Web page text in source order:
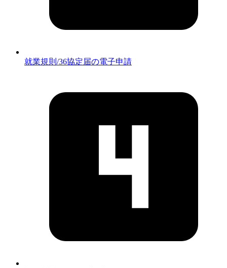
就業規則/36協定届の電子申請